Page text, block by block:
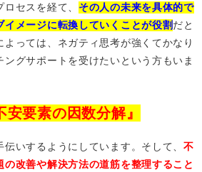
セスを経て、 その人の未来を具体的で
メージに転換していくことが役割だと
っては、ネガティ思考が強くてかなり
グサポートを受けたいという方もいま
安要素の因数分解』
伝いするようにしています。そして、不
改善や解決方法の道筋を整理すること